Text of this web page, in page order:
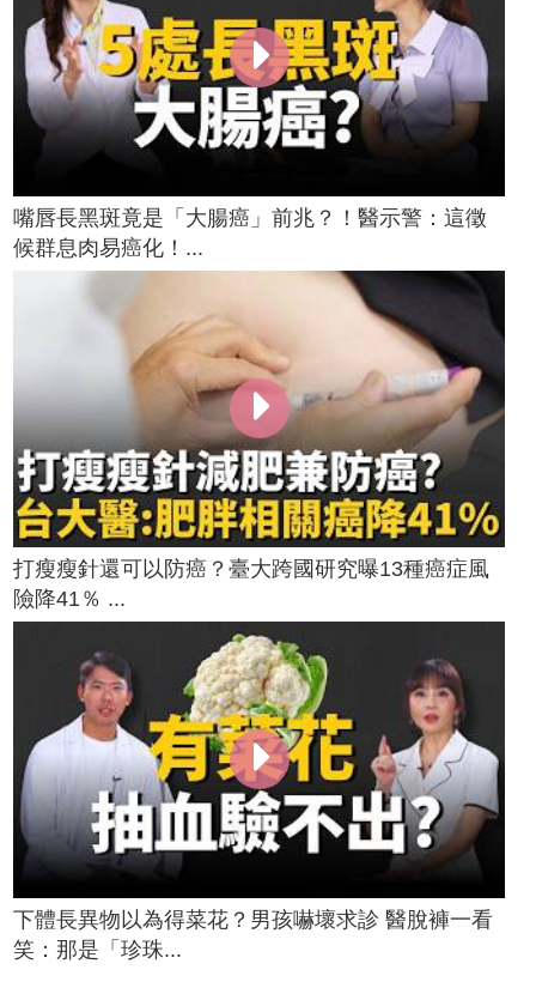
嘴唇長黑斑竟是「大腸癌」前兆？！醫示警：這徵
候群息肉易癌化！...
打瘦瘦針還可以防癌？臺大跨國研究曝13種癌症風
險降41％ ...
下體長異物以為得菜花？男孩嚇壞求診 醫脫褲一看
笑：那是「珍珠...